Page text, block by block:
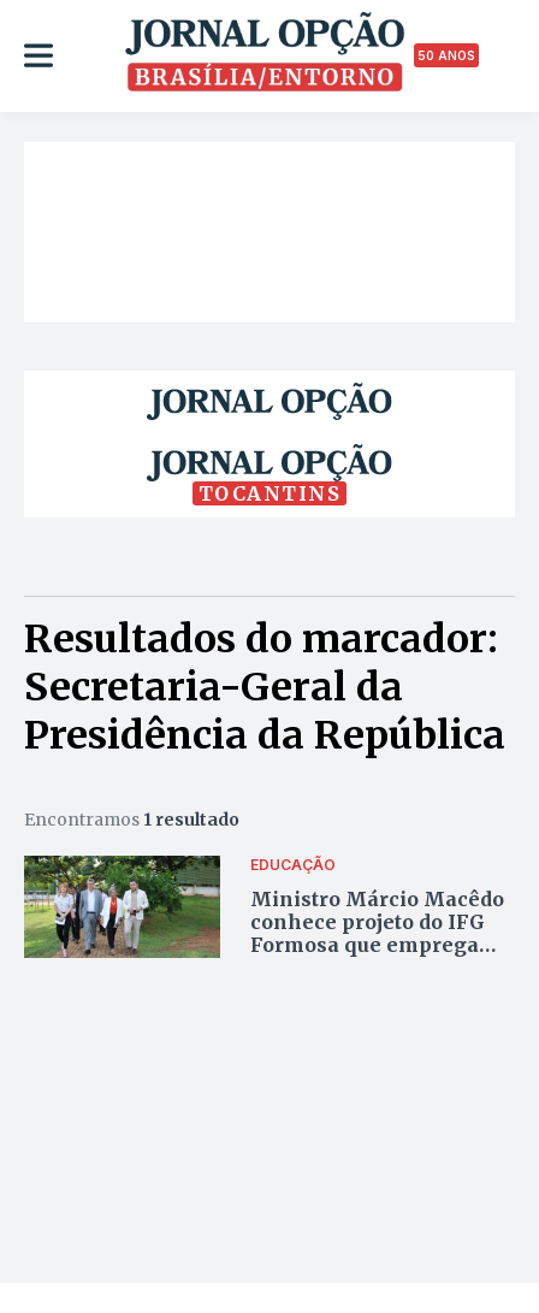
50 ANOS
TOCANTINS
Resultados do marcador:
Secretaria-Geral da
Presidência da República
Encontramos 1 resultado
EDUCAÇÃO
Ministro Márcio Macêdo
conhece projeto do IFG
Formosa que emprega